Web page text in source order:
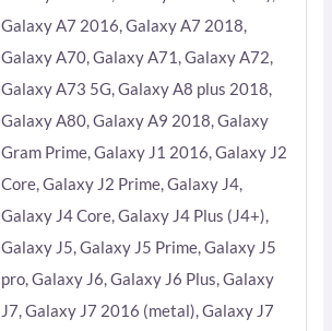
Galaxy A7 2016, Galaxy A7 2018,
Galaxy A70, Galaxy A71, Galaxy A72,
Galaxy A73 5G, Galaxy A8 plus 2018,
Galaxy A80, Galaxy A9 2018, Galaxy
Gram Prime, Galaxy J1 2016, Galaxy J2
Core, Galaxy J2 Prime, Galaxy J4,
Galaxy J4 Core, Galaxy J4 Plus (J4+),
Galaxy J5, Galaxy J5 Prime, Galaxy J5
pro, Galaxy J6, Galaxy J6 Plus, Galaxy
J7, Galaxy J7 2016 (metal), Galaxy J7